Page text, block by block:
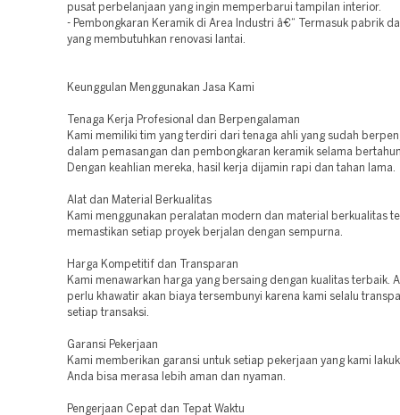
pusat perbelanjaan yang ingin memperbarui tampilan interior.
- Pembongkaran Keramik di Area Industri â€“ Termasuk pabrik
yang membutuhkan renovasi lantai.
Keunggulan Menggunakan Jasa Kami
Tenaga Kerja Profesional dan Berpengalaman
Kami memiliki tim yang terdiri dari tenaga ahli yang sudah
dalam pemasangan dan pembongkaran keramik selama
Dengan keahlian mereka, hasil kerja dijamin rapi dan tahan lama.
Alat dan Material Berkualitas
Kami menggunakan peralatan modern dan material berkualitas
memastikan setiap proyek berjalan dengan sempurna.
Harga Kompetitif dan Transparan
Kami menawarkan harga yang bersaing dengan kualitas terbaik.
perlu khawatir akan biaya tersembunyi karena kami selalu
setiap transaksi.
Garansi Pekerjaan
Kami memberikan garansi untuk setiap pekerjaan yang kami
Anda bisa merasa lebih aman dan nyaman.
Pengerjaan Cepat dan Tepat Waktu